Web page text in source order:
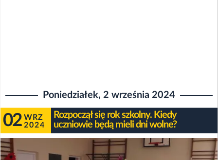
Poniedziałek, 2 września 2024
02 WRZ
2024
Rozpoczął się rok szkolny. Kiedy
uczniowie będą mieli dni wolne?